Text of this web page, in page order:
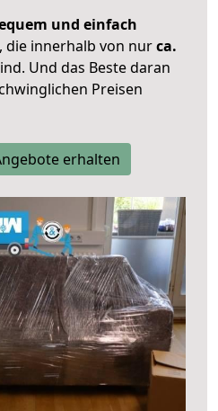
und einfach
, die innerhalb von nurca.
Und das Beste daran
Preisen
erhalten